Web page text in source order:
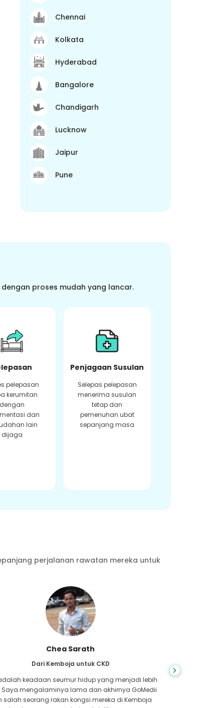
Chennai
Kolkata
Hyderabad
Bangalore
Chandigarh
Lucknow
Jaipur
Pune
proses mudah yang lancar.
pelepasan
kerumitan
dengan
dan
lain
dijaga
Penjagaan Susulan
Selepas pelepasan
menerima susulan
tetap dan
pemenuhan ubat
sepanjang masa
perjalanan rawatan mereka untuk
Chea Sarath
Dari Kemboja untuk CKD
keadaan seumur hidup yang menjadi lebih
Saya mengalaminya lama dan akhirnya GoMedii
salah seorang rakan kongsi mereka di Kemboja